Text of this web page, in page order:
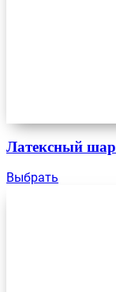
Латексный
Выбрать